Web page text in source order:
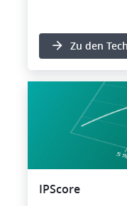
Zu den
IPScore